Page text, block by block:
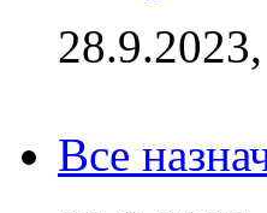
Все